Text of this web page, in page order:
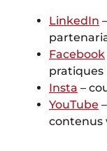
LinkedIn
Facebook
pratiques
Insta –
YouTube
contenus